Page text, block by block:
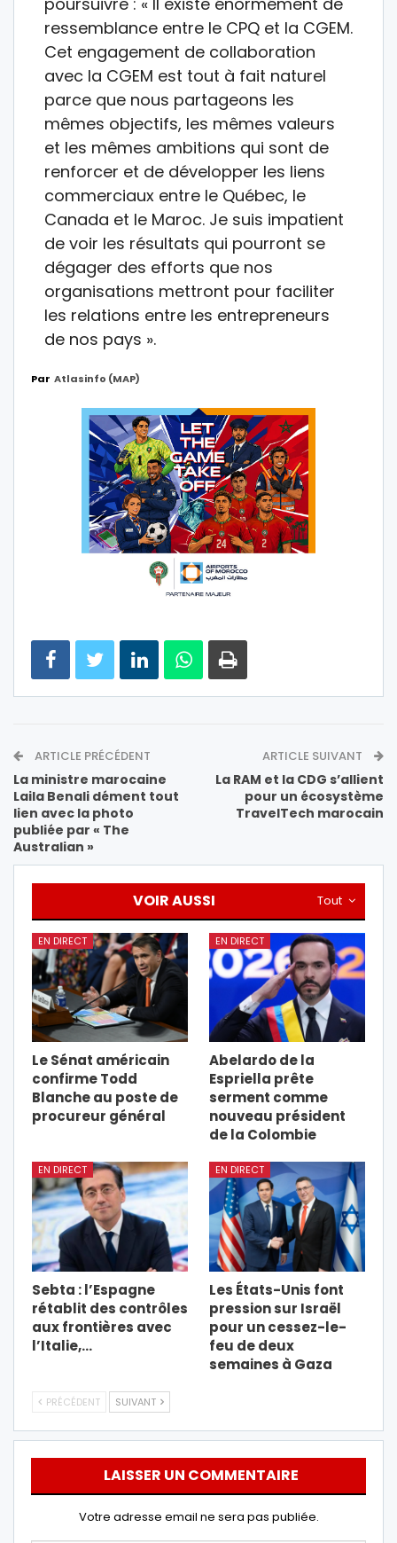
ressemblance entre le CPQ et la CGEM.
Cet engagement de collaboration
avec la CGEM est tout à fait naturel
parce que nous partageons les
mêmes objectifs, les mêmes valeurs
et les mêmes ambitions qui sont de
renforcer et de développer les liens
commerciaux entre le Québec, le
Canada et le Maroc. Je suis impatient
de voir les résultats qui pourront se
dégager des efforts que nos
organisations mettront pour faciliter
les relations entre les entrepreneurs
de nos pays ».
Par Atlasinfo (MAP)
ARTICLE PRÉCÉDENT
La ministre marocaine
Laila Benali dément tout
lien avec la photo
publiée par « The
Australian »
ARTICLE SUIVANT
La RAM et la CDG s’allient
pour un écosystème
TravelTech marocain
Tout
VOIR AUSSI
EN DIRECT
Le Sénat américain
confirme Todd
Blanche au poste de
procureur général
EN DIRECT
Abelardo de la
Espriella prête
serment comme
nouveau président
de la Colombie
EN DIRECT
Sebta : l’Espagne
rétablit des contrôles
aux frontières avec
l’Italie,…
EN DIRECT
Les États-Unis font
pression sur Israël
pour un cessez-le-
feu de deux
semaines à Gaza
PRÉCÉDENT SUIVANT
LAISSER UN COMMENTAIRE
Votre adresse email ne sera pas publiée.